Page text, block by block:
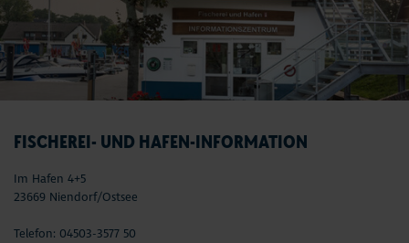
FISCHEREI- UND HAFEN-INFORMATION
Im Hafen 4+5
23669 Niendorf/Ostsee
Telefon: 04503-3577 50